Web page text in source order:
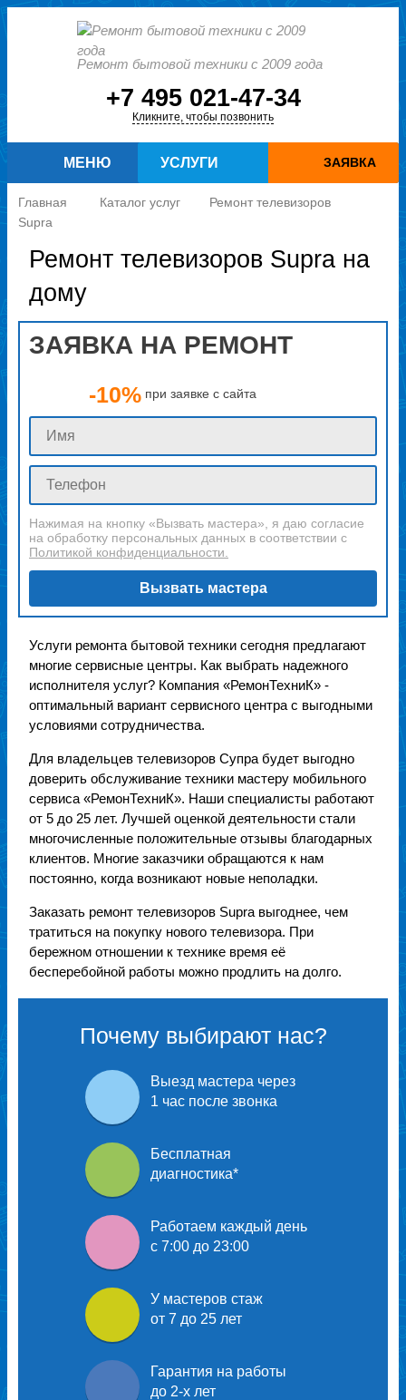
Ремонт бытовой техники с 2009 года
+7 495 021-47-34
Кликните, чтобы позвонить
УСЛУГИ
МЕНЮ ЗАЯВКА
Главная Каталог услуг
Ремонт телевизоров
Supra
Ремонт телевизоров Supra на
дому
ЗАЯВКА НА РЕМОНТ
-10% при заявке с сайта
Нажимая на кнопку «Вызвать мастера», я даю согласие
на обработку персональных данных в соответствии с
Политикой конфиденциальности.
Вызвать мастера
Услуги ремонта бытовой техники сегодня предлагают
многие сервисные центры. Как выбрать надежного
исполнителя услуг? Компания «РемонТехниК» -
оптимальный вариант сервисного центра с выгодными
условиями сотрудничества.
Для владельцев телевизоров Супра будет выгодно
доверить обслуживание техники мастеру мобильного
сервиса «РемонТехниК». Наши специалисты работают
от 5 до 25 лет. Лучшей оценкой деятельности стали
многочисленные положительные отзывы благодарных
клиентов. Многие заказчики обращаются к нам
постоянно, когда возникают новые неполадки.
Заказать ремонт телевизоров Supra выгоднее, чем
тратиться на покупку нового телевизора. При
бережном отношении к технике время её
бесперебойной работы можно продлить на долго.
Почему выбирают нас?
Выезд мастера через
1 час после звонка
Бесплатная
диагностика*
Работаем каждый день
с 7:00 до 23:00
У мастеров стаж
от 7 до 25 лет
Гарантия на работы
до 2-х лет